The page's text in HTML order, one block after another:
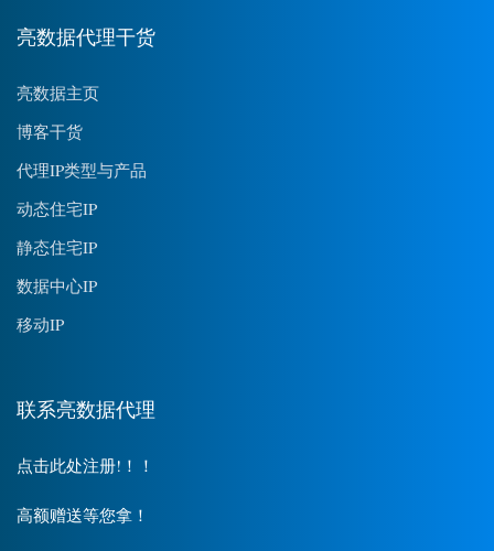
亮数据代理干货
亮数据主页
博客干货
代理IP类型与产品
动态住宅IP
静态住宅IP
数据中心IP
移动IP
联系亮数据代理
点击此处注册!！！
高额赠送等您拿！